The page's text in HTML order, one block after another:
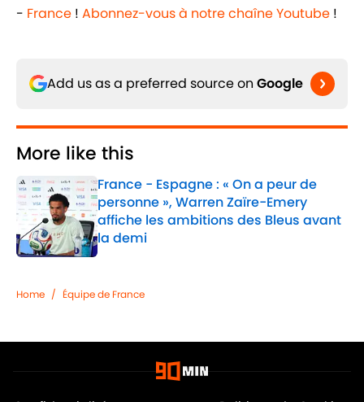
- France ! Abonnez-vous à notre chaîne Youtube !
Add us as a preferred source on Google
More like this
France - Espagne : « On a peur de
personne », Warren Zaïre-Emery
affiche les ambitions des Bleus avant
la demi
Published by on Invalid Date
Home / Équipe de France